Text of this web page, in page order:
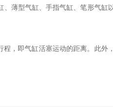
、薄型气缸、手指气缸、笔形气缸
，即气缸活塞运动的距离。此外